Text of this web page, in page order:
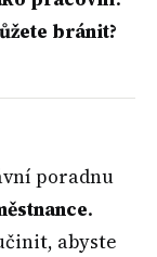
bránit?
poradnu
.
abyste